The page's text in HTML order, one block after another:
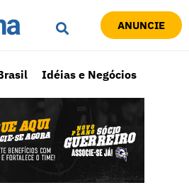
ANUNCIE
Idéias e Negócios